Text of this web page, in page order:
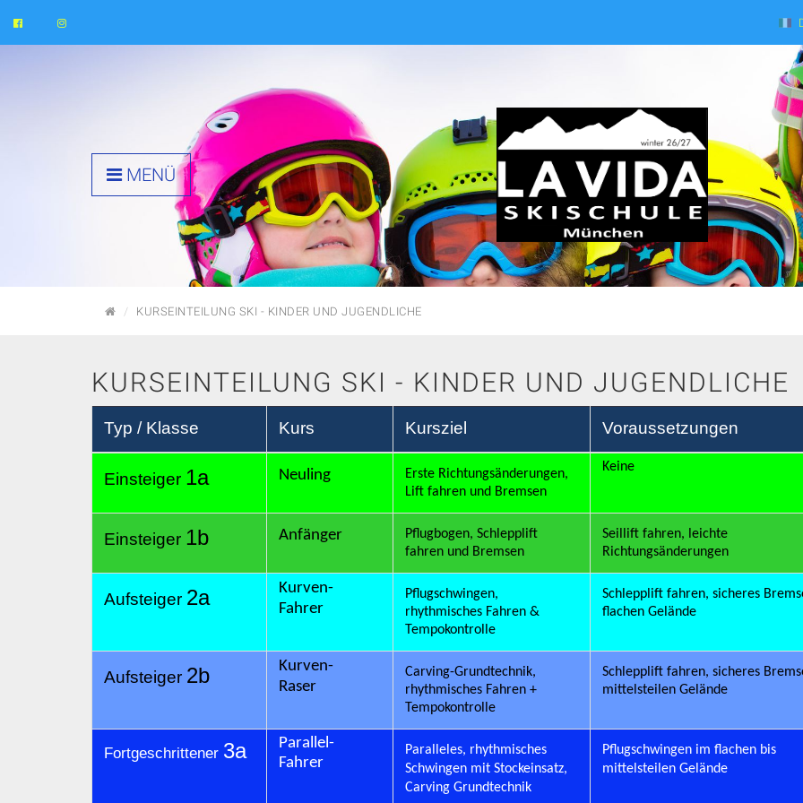
MENÜ
STARTSEITE
KURSEINTEILUNG SKI - KINDER UND JUGENDLICHE
KURSEINTEILUNG SKI - KINDER UND JUGENDLICHE
Typ / Klasse Kurs Kursziel Voraussetzungen
Einsteiger 1a Neuling
Erste Richtungsänderungen,
Lift fahren und Bremsen
Keine
Einsteiger 1b Anfänger
Pflugbogen, Schlepplift
fahren und Bremsen
Seillift fahren, leichte
Richtungsänderungen
Aufsteiger 2a
Kurven-
Fahrer
Pflugschwingen,
rhythmisches Fahren &
Tempokontrolle
Schlepplift fahren, sicheres
flachen Gelände
Aufsteiger 2b
Kurven-
Raser
Carving-Grundtechnik,
rhythmisches Fahren +
Tempokontrolle
Schlepplift fahren, sicheres
mittelsteilen Gelände
Fortgeschrittener 3a
Parallel-
Fahrer
Paralleles, rhythmisches
Schwingen mit Stockeinsatz,
Carving Grundtechnik
Pflugschwingen im flachen bis
mittelsteilen Gelände